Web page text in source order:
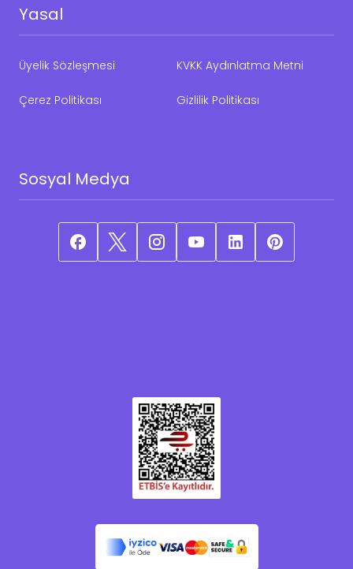
Yasal
Üyelik Sözleşmesi KVKK Aydınlatma Metni
Çerez Politikası Gizlilik Politikası
Sosyal Medya